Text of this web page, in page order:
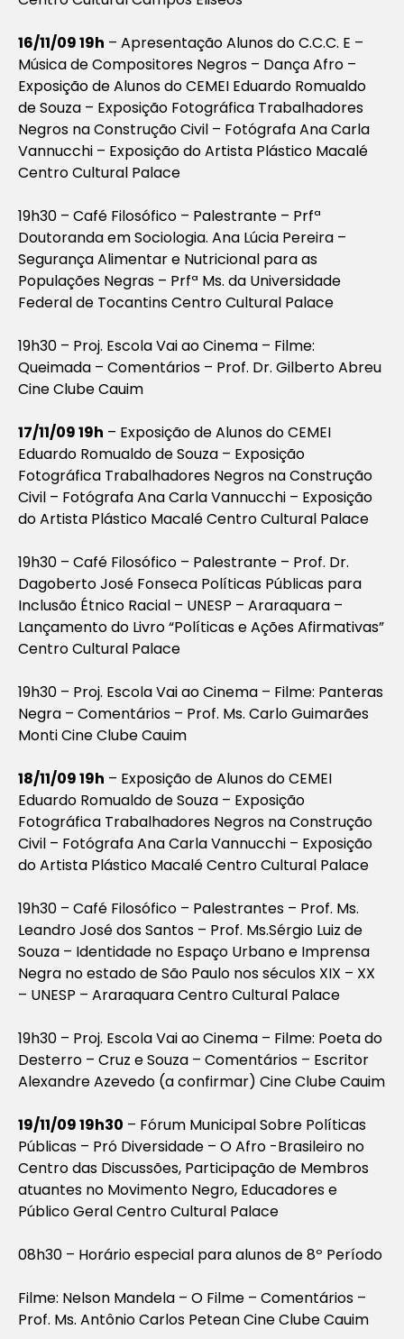
16/11/09 19h – Apresentação Alunos do C.C.C. E –
Música de Compositores Negros – Dança Afro –
Exposição de Alunos do CEMEI Eduardo Romualdo
de Souza – Exposição Fotográfica Trabalhadores
Negros na Construção Civil – Fotógrafa Ana Carla
Vannucchi – Exposição do Artista Plástico Macalé
Centro Cultural Palace
19h30 – Café Filosófico – Palestrante – Prfª
Doutoranda em Sociologia. Ana Lúcia Pereira –
Segurança Alimentar e Nutricional para as
Populações Negras – Prfª Ms. da Universidade
Federal de Tocantins Centro Cultural Palace
19h30 – Proj. Escola Vai ao Cinema – Filme:
Queimada – Comentários – Prof. Dr. Gilberto Abreu
Cine Clube Cauim
17/11/09 19h – Exposição de Alunos do CEMEI
Eduardo Romualdo de Souza – Exposição
Fotográfica Trabalhadores Negros na Construção
Civil – Fotógrafa Ana Carla Vannucchi – Exposição
do Artista Plástico Macalé Centro Cultural Palace
19h30 – Café Filosófico – Palestrante – Prof. Dr.
Dagoberto José Fonseca Políticas Públicas para
Inclusão Étnico Racial – UNESP – Araraquara –
Lançamento do Livro “Políticas e Ações Afirmativas”
Centro Cultural Palace
19h30 – Proj. Escola Vai ao Cinema – Filme: Panteras
Negra – Comentários – Prof. Ms. Carlo Guimarães
Monti Cine Clube Cauim
18/11/09 19h – Exposição de Alunos do CEMEI
Eduardo Romualdo de Souza – Exposição
Fotográfica Trabalhadores Negros na Construção
Civil – Fotógrafa Ana Carla Vannucchi – Exposição
do Artista Plástico Macalé Centro Cultural Palace
19h30 – Café Filosófico – Palestrantes – Prof. Ms.
Leandro José dos Santos – Prof. Ms.Sérgio Luiz de
Souza – Identidade no Espaço Urbano e Imprensa
Negra no estado de São Paulo nos séculos XIX – XX
– UNESP – Araraquara Centro Cultural Palace
19h30 – Proj. Escola Vai ao Cinema – Filme: Poeta do
Desterro – Cruz e Souza – Comentários – Escritor
Alexandre Azevedo (a confirmar) Cine Clube Cauim
19/11/09 19h30 – Fórum Municipal Sobre Políticas
Públicas – Pró Diversidade – O Afro -Brasileiro no
Centro das Discussões, Participação de Membros
atuantes no Movimento Negro, Educadores e
Público Geral Centro Cultural Palace
08h30 – Horário especial para alunos de 8º Período
Filme: Nelson Mandela – O Filme – Comentários –
Prof. Ms. Antônio Carlos Petean Cine Clube Cauim